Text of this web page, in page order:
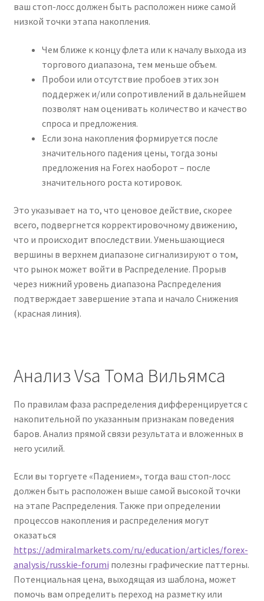
ваш стоп-лосс должен быть расположен ниже самой
низкой точки этапа накопления.
Чем ближе к концу флета или к началу выхода из
торгового диапазона, тем меньше объем.
Пробои или отсутствие пробоев этих зон
поддержек и/или сопротивлений в дальнейшем
позволят нам оценивать количество и качество
спроса и предложения.
Если зона накопления формируется после
значительного падения цены, тогда зоны
предложения на Forex наоборот – после
значительного роста котировок.
Это указывает на то, что ценовое действие, скорее
всего, подвергнется корректировочному движению,
что и происходит впоследствии. Уменьшающиеся
вершины в верхнем диапазоне сигнализируют о том,
что рынок может войти в Распределение. Прорыв
через нижний уровень диапазона Распределения
подтверждает завершение этапа и начало Снижения
(красная линия).
Анализ Vsa Тома Вильямса
По правилам фаза распределения дифференцируется с
накопительной по указанным признакам поведения
баров. Анализ прямой связи результата и вложенных в
него усилий.
Если вы торгуете «Падением», тогда ваш стоп-лосс
должен быть расположен выше самой высокой точки
на этапе Распределения. Также при определении
процессов накопления и распределения могут
оказаться
https://admiralmarkets.com/ru/education/articles/forex-
analysis/russkie-forumi полезны графические паттерны.
Потенциальная цена, выходящая из шаблона, может
помочь вам определить переход на разметку или